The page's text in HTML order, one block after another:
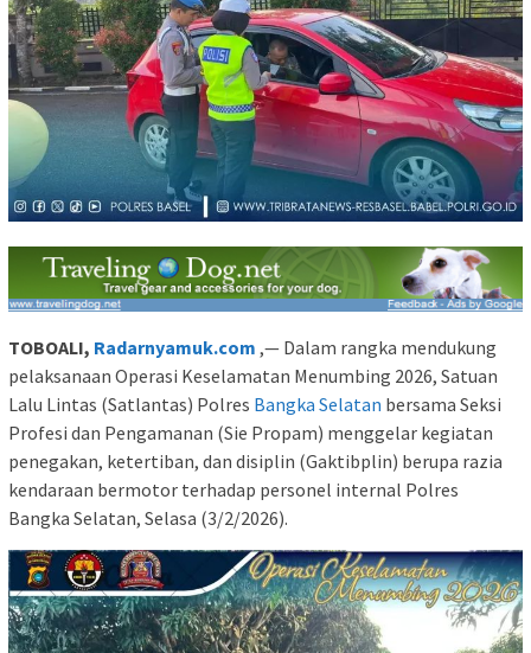
TOBOALI, Radarnyamuk.com ,— Dalam rangka mendukung
pelaksanaan Operasi Keselamatan Menumbing 2026, Satuan
Lalu Lintas (Satlantas) Polres Bangka Selatan bersama Seksi
Profesi dan Pengamanan (Sie Propam) menggelar kegiatan
penegakan, ketertiban, dan disiplin (Gaktibplin) berupa razia
kendaraan bermotor terhadap personel internal Polres
Bangka Selatan, Selasa (3/2/2026).